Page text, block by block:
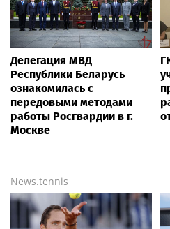
Делегация МВД
Республики Беларусь
ознакомилась с
передовыми методами
работы Росгвардии в г.
Москве
News.tennis